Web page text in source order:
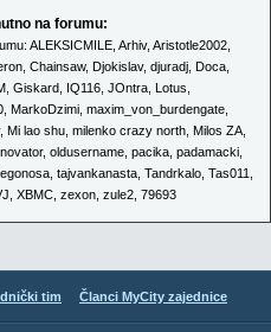
na forumu:
ALEKSICMILE Arhiv, Aristotle2002
Chainsaw, Djokislav, djuradj Doca
Giskard IQ116 JOntra Lotus
MarkoDzimi maxim_von_burdengate
, Mi lao shu milenko crazy north Milos ZA
novator, oldusername pacika padamacki
tajvankanasta Tandrkalo Tas011
XBMC zexon zule2 79693
tim Članci MyCity zajednice